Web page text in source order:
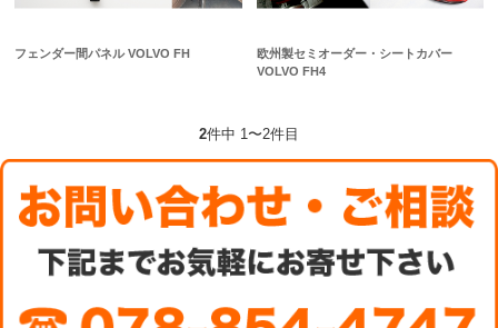
フェンダー間パネル VOLVO FH
欧州製セミオーダー・シートカバー
VOLVO FH4
2件中 1〜2件目